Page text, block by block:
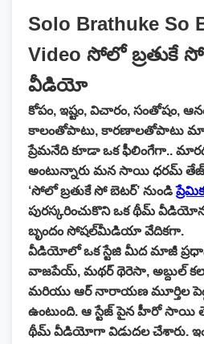
Solo Brathuke So
Video సోలో బ్రతుకే
వీడియో
కోపం, ఇష్టం, విచారం, సంతోషం,
కాలంతోపాటు, కారణాలతోపాటు
ప్రేమనేది కూడా ఒక ఫీలింగేగా..
అంటున్నారు మన సాయి ధరమ్ తేజ్.
‘సోలో బ్రతుకే సో బెటర్‌’ నుండి
పురస్కరించుకొని ఒక థీమ్
బృందం సోషల్‌మీడియా వేదికగా.
వీడియోలో ఒక స్టేజి మీద మాజీ
వాజపేయ్, మథర్ థెరెసా, అబ్దుల్
మరియు ఆర్ నారాయణ మూర్తిల
ఉంటుంది. ఆ స్టేజ్ పైన హీరో
థీమ్ వీడియోగా విడుదల చేశారు.